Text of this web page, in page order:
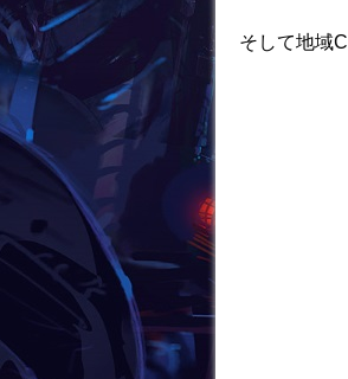
そして地域